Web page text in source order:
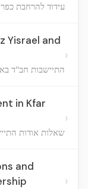
עידוד להרחבת
Yisrael and
התיישבות חב"ד
›
in Kfar
שאלות אודות
›
and
›